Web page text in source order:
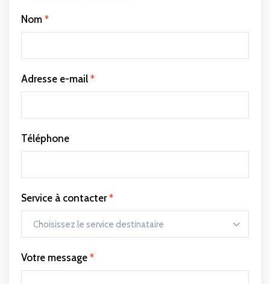
Nom *
Adresse e-mail *
Téléphone
Service à contacter*
Votre message *